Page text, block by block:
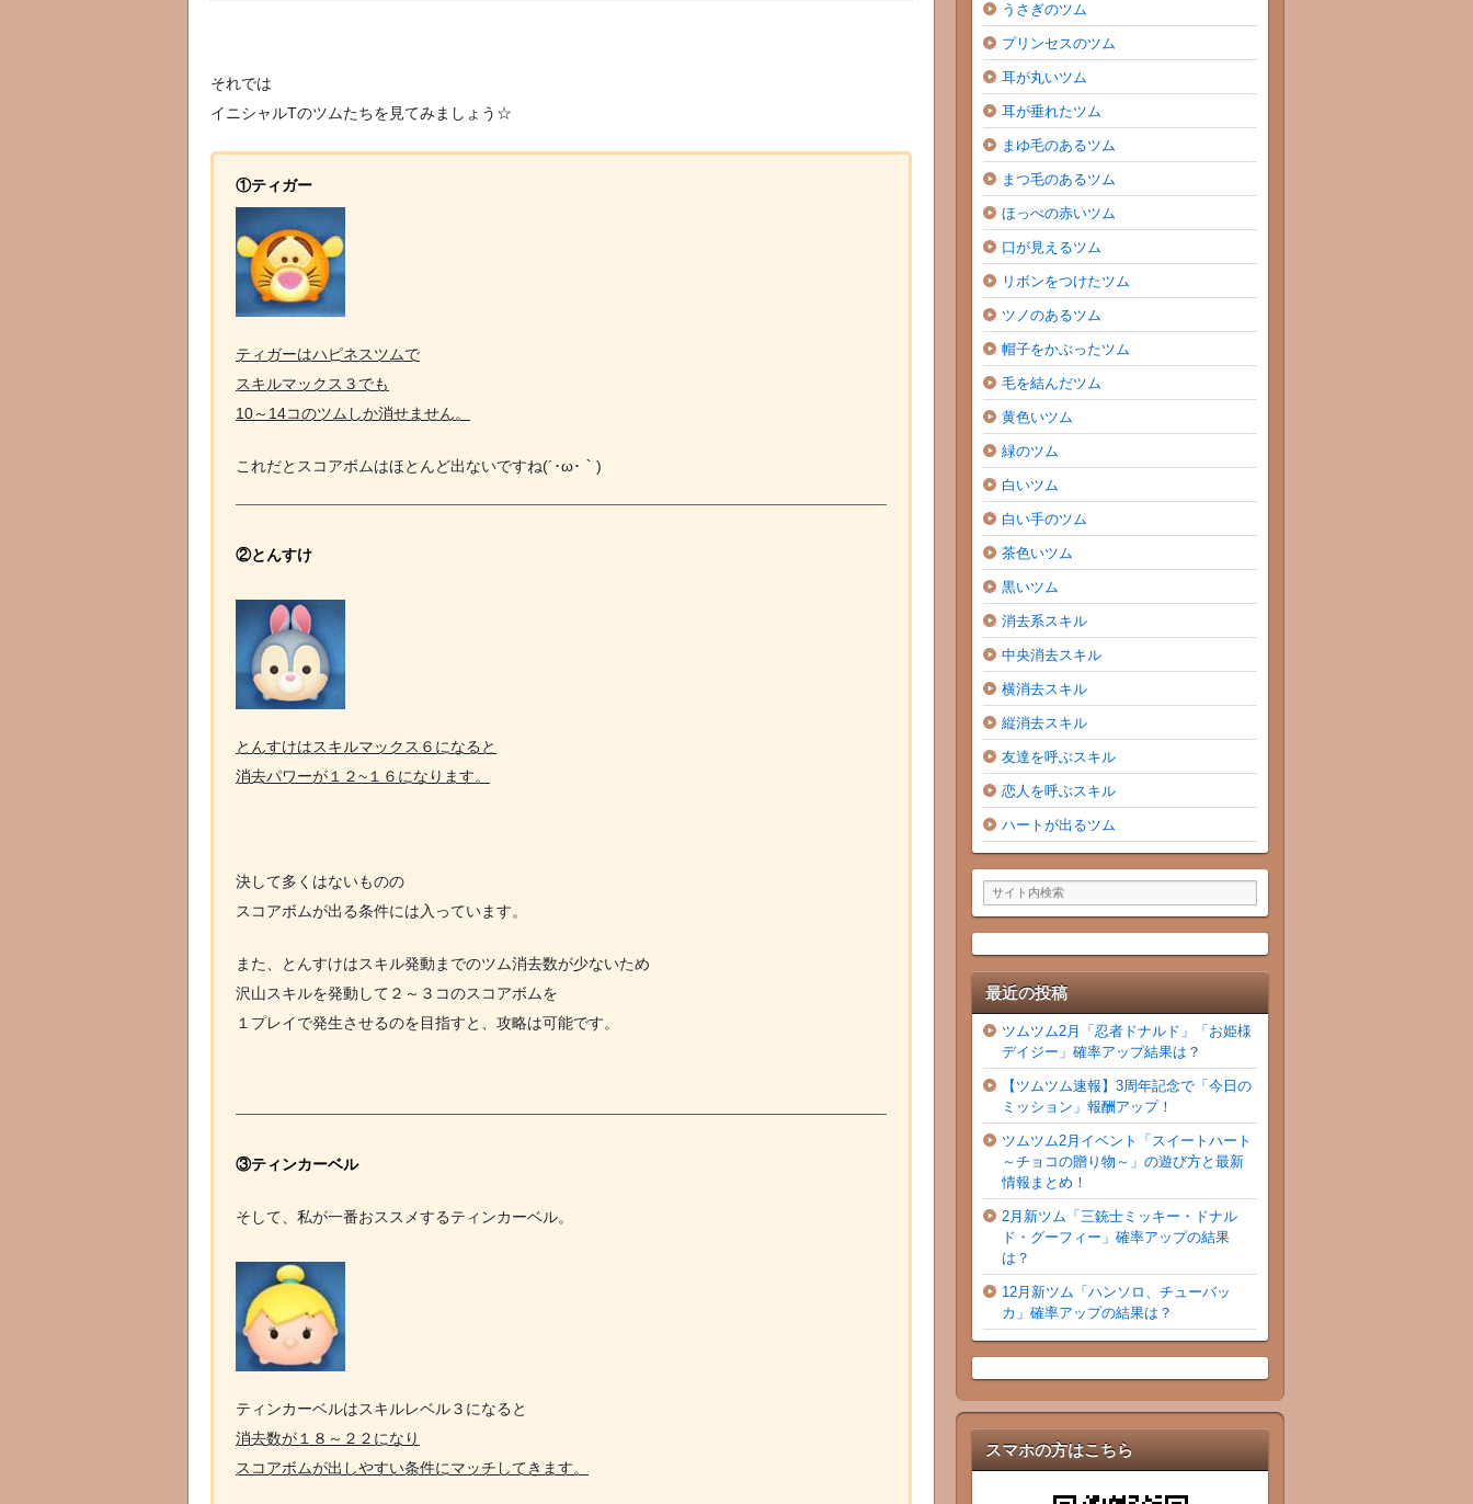
それでは
イニシャルTのツムたちを見てみましょう☆
①ティガー
ティガーはハピネスツムで
スキルマックス３でも
10～14コのツムしか消せません。
これだとスコアボムはほとんど出ないですね(´･ω･｀)
②とんすけ
とんすけはスキルマックス６になると
消去パワーが１２~１６になります。
決して多くはないものの
スコアボムが出る条件には入っています。
また、とんすけはスキル発動までのツム消去数が少ないため
沢山スキルを発動して２～３コのスコアボムを
１プレイで発生させるのを目指すと、攻略は可能です。
③ティンカーベル
そして、私が一番おススメするティンカーベル。
ティンカーベルはスキルレベル３になると
消去数が１８～２２になり
スコアボムが出しやすい条件にマッチしてきます。
うさぎのツム
プリンセスのツム
耳が丸いツム
耳が垂れたツム
まゆ毛のあるツム
まつ毛のあるツム
ほっぺの赤いツム
口が見えるツム
リボンをつけたツム
ツノのあるツム
帽子をかぶったツム
毛を結んだツム
黄色いツム
緑のツム
白いツム
白い手のツム
茶色いツム
黒いツム
消去系スキル
中央消去スキル
横消去スキル
縦消去スキル
友達を呼ぶスキル
恋人を呼ぶスキル
ハートが出るツム
最近の投稿
ツムツム2月「忍者ドナルド」「お姫様
デイジー」確率アップ結果は？
【ツムツム速報】3周年記念で「今日の
ミッション」報酬アップ！
ツムツム2月イベント「スイートハート
～チョコの贈り物～」の遊び方と最新
情報まとめ！
2月新ツム「三銃士ミッキー・ドナル
ド・グーフィー」確率アップの結果
は？
12月新ツム「ハンソロ、チューバッ
カ」確率アップの結果は？
スマホの方はこちら